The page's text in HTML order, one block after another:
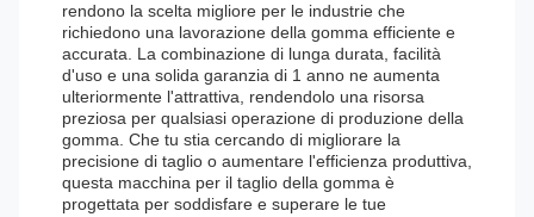
rendono la scelta migliore per le industrie che
richiedono una lavorazione della gomma efficiente e
accurata. La combinazione di lunga durata, facilità
d'uso e una solida garanzia di 1 anno ne aumenta
ulteriormente l'attrattiva, rendendolo una risorsa
preziosa per qualsiasi operazione di produzione della
gomma. Che tu stia cercando di migliorare la
precisione di taglio o aumentare l'efficienza produttiva,
questa macchina per il taglio della gomma è
progettata per soddisfare e superare le tue